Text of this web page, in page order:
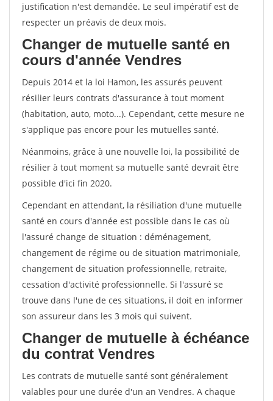
justification n'est demandée. Le seul impératif est de
respecter un préavis de deux mois.
Changer de mutuelle santé en
cours d'année Vendres
Depuis 2014 et la loi Hamon, les assurés peuvent
résilier leurs contrats d'assurance à tout moment
(habitation, auto, moto...). Cependant, cette mesure ne
s'applique pas encore pour les mutuelles santé.
Néanmoins, grâce à une nouvelle loi, la possibilité de
résilier à tout moment sa mutuelle santé devrait être
possible d'ici fin 2020.
Cependant en attendant, la résiliation d'une mutuelle
santé en cours d'année est possible dans le cas où
l'assuré change de situation : déménagement,
changement de régime ou de situation matrimoniale,
changement de situation professionnelle, retraite,
cessation d'activité professionnelle. Si l'assuré se
trouve dans l'une de ces situations, il doit en informer
son assureur dans les 3 mois qui suivent.
Changer de mutuelle à échéance
du contrat Vendres
Les contrats de mutuelle santé sont généralement
valables pour une durée d'un an Vendres. A chaque